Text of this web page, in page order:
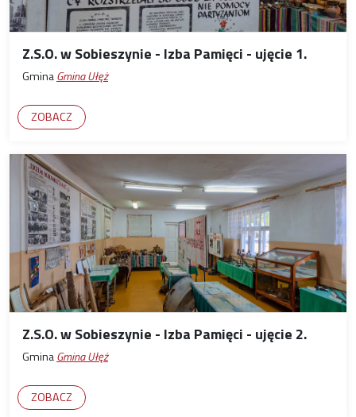
Z.S.O. w Sobieszynie - Izba Pamięci - ujęcie 1.
GminaGmina Ułęż
ZOBACZ
Z.S.O. w Sobieszynie - Izba Pamięci - ujęcie 2.
GminaGmina Ułęż
ZOBACZ